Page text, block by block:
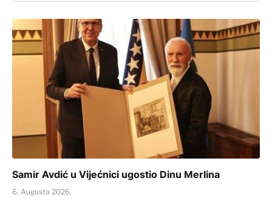
Samir Avdić u Vijećnici ugostio Dinu Merlina
6. Augusta 2026.